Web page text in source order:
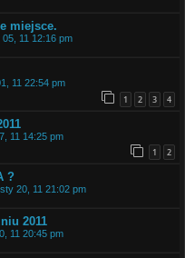
miejsce.
05, 11 12:16 pm
11 22:54 pm
1 2 3 4
11 14:25 pm
1 2
?
20, 11 21:02 pm
2011
11 20:45 pm